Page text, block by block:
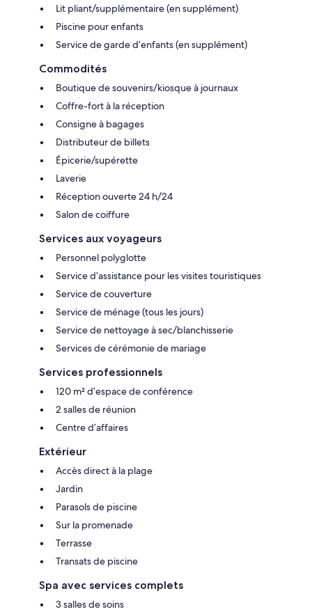
Lit pliant/supplémentaire (en supplément)
Piscine pour enfants
Service de garde d’enfants (en supplément)
Commodités
Boutique de souvenirs/kiosque à journaux
Coffre-fort à la réception
Consigne à bagages
Distributeur de billets
Épicerie/supérette
Laverie
Réception ouverte 24 h/24
Salon de coiffure
Services aux voyageurs
Personnel polyglotte
Service d’assistance pour les visites touristiques
Service de couverture
Service de ménage (tous les jours)
Service de nettoyage à sec/blanchisserie
Services de cérémonie de mariage
Services professionnels
120 m² d’espace de conférence
2 salles de réunion
Centre d’affaires
Extérieur
Accès direct à la plage
Jardin
Parasols de piscine
Sur la promenade
Terrasse
Transats de piscine
Spa avec services complets
3 salles de soins